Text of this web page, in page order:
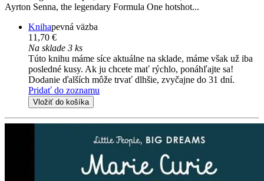
Ayrton Senna, the legendary Formula One hotshot...
Knihapevná väzba
11,70 €
Na sklade 3 ks
Túto knihu máme síce aktuálne na sklade, máme však už iba
posledné kusy. Ak ju chcete mať rýchlo, ponáhľajte sa!
Dodanie ďalších môže trvať dlhšie, zvyčajne do 31 dní.
Pridať do zoznamu
Vložiť do košíka